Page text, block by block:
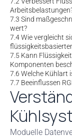
7.3 Sind
wert?
7.4Wie vergleicht
7.5 Kann
Komponenten
7.6 Welche Kühlart
7.7 Beeinflussen
Moduelle